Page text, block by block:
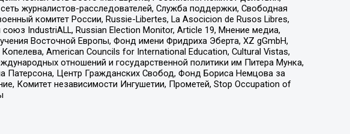
журналистов-расследователей, Служба поддержки, Свободная
комитет России, Russie-Libertes, La Asocicion de Rusos Libres,
IndustriALL, Russian Election Monitor, Article 19, Мнение медиа,
Восточной Европы, Фонд имени Фридриха Эберта, XZ gGmbH,
American Councils for International Education, Cultural Vistas,
отношений и государственной политики им Питера Мунка,
Центр Гражданских Свобод, Фонд Бориса Немцова за
Комитет независимости Ингушетии, Прометей, Stop Occupation of